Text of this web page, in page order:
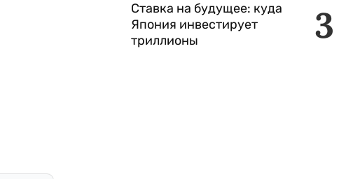
3
Ставка на будущее: куда
Япония инвестирует
триллионы